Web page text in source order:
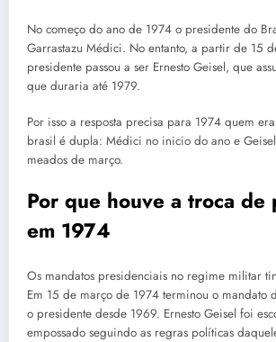
No começo do ano de 1974 o presidente do
Garrastazu Médici. No entanto, a partir de 15
presidente passou a ser Ernesto Geisel, que
que duraria até 1979.
Por isso a resposta precisa para 1974 quem
brasil é dupla: Médici no inicio do ano e
meados de março.
Por que houve a troca de
em 1974
Os mandatos presidenciais no regime militar
Em 15 de março de 1974 terminou o mandato
o presidente desde 1969. Ernesto Geisel foi
empossado seguindo as regras políticas